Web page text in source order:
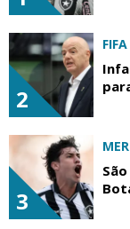
2
FIFA
3